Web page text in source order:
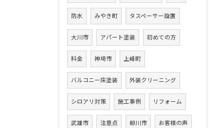
防水 みやき町 タスペーサー設置
大川市 アパート塗装 初めての方
料金 神埼市 上峰町
バルコニー床塗装 外装クリーニング
シロアリ対策 施工事例 リフォーム
武雄市 注意点 柳川市 お客様の声